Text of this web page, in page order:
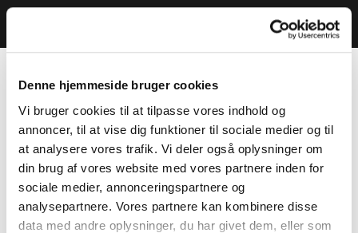
Denne hjemmeside bruger cookies
Vi bruger cookies til at tilpasse vores indhold og
annoncer, til at vise dig funktioner til sociale medier og til
at analysere vores trafik. Vi deler også oplysninger om
din brug af vores website med vores partnere inden for
sociale medier, annonceringspartnere og
analysepartnere. Vores partnere kan kombinere disse
data med andre oplysninger, du har givet dem, eller som